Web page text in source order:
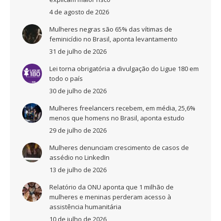
4 de agosto de 2026
Mulheres negras são 65% das vítimas de
feminicídio no Brasil, aponta levantamento
31 de julho de 2026
Lei torna obrigatória a divulgação do Ligue 180 em
todo o país
30 de julho de 2026
Mulheres freelancers recebem, em média, 25,6%
menos que homens no Brasil, aponta estudo
29 de julho de 2026
Mulheres denunciam crescimento de casos de
assédio no LinkedIn
13 de julho de 2026
Relatório da ONU aponta que 1 milhão de
mulheres e meninas perderam acesso à
assistência humanitária
10 de julho de 2026